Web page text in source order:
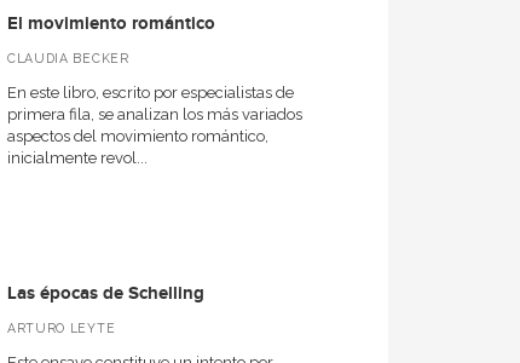
El movimiento romántico
CLAUDIA BECKER
En este libro, escrito por especialistas de
primera fila, se analizan los más variados
aspectos del movimiento romántico,
inicialmente revol...
Las épocas de Schelling
ARTURO LEYTE